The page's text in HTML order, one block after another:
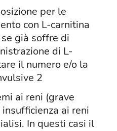
per le
con L-carnitina
già soffre di
di L-
il numero e/o la
2
ai reni (grave
ai reni
In questi casi il